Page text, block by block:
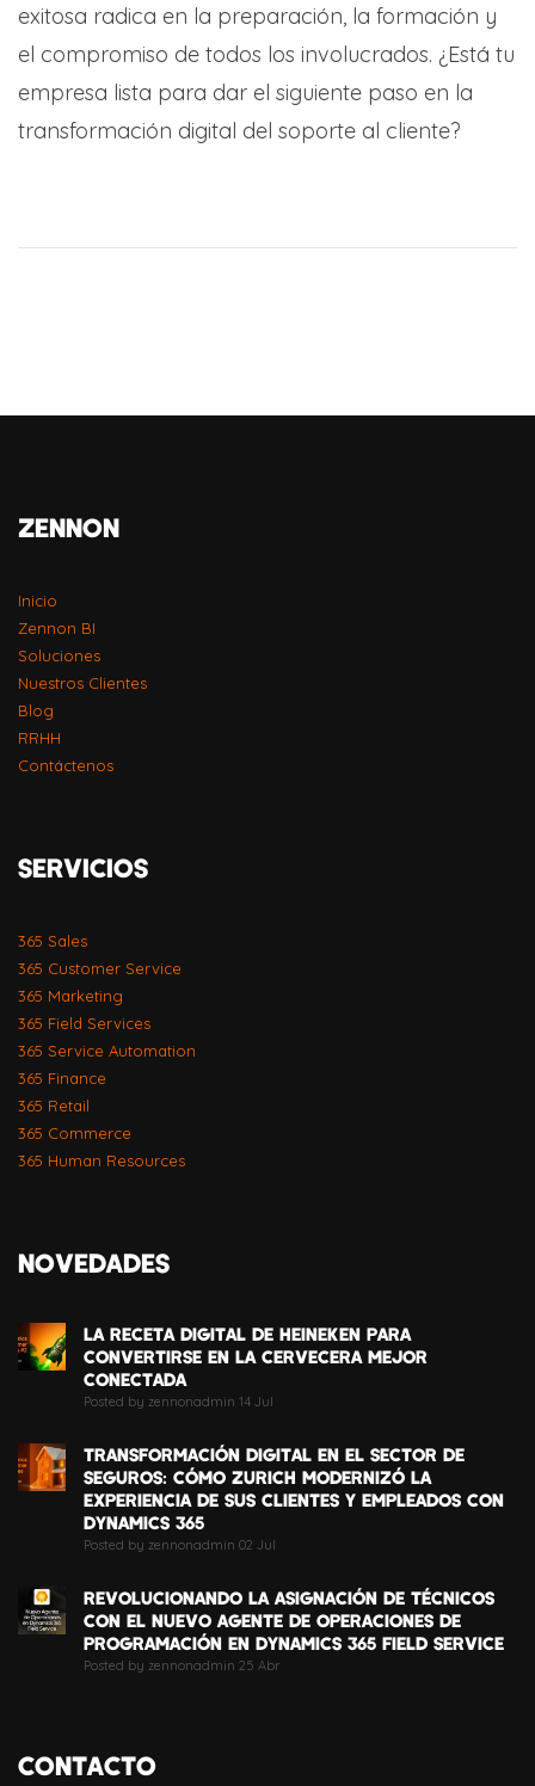
exitosa radica en la preparación, la formación y
el compromiso de todos los involucrados. ¿Está tu
empresa lista para dar el siguiente paso en la
transformación digital del soporte al cliente?
ZENNON
Inicio
Zennon BI
Soluciones
Nuestros Clientes
Blog
RRHH
Contáctenos
SERVICIOS
365 Sales
365 Customer Service
365 Marketing
365 Field Services
365 Service Automation
365 Finance
365 Retail
365 Commerce
365 Human Resources
NOVEDADES
LA RECETA DIGITAL DE HEINEKEN PARA
CONVERTIRSE EN LA CERVECERA MEJOR
CONECTADA
Posted by zennonadmin 14 Jul
TRANSFORMACIÓN DIGITAL EN EL SECTOR DE
SEGUROS: CÓMO ZURICH MODERNIZÓ LA
EXPERIENCIA DE SUS CLIENTES Y EMPLEADOS CON
DYNAMICS 365
Posted by zennonadmin 02 Jul
REVOLUCIONANDO LA ASIGNACIÓN DE TÉCNICOS
CON EL NUEVO AGENTE DE OPERACIONES DE
PROGRAMACIÓN EN DYNAMICS 365 FIELD SERVICE
Posted by zennonadmin 25 Abr
CONTACTO